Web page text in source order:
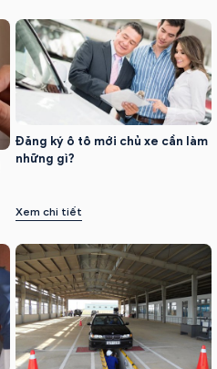
Đăng ký ô tô mới chủ xe cần làm
những gì?
Xem chi tiết